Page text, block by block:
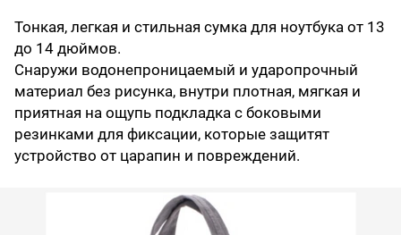
Тонкая, легкая и стильная сумка для ноутбука от 13
до 14 дюймов.
Снаружи водонепроницаемый и ударопрочный
материал без рисунка, внутри плотная, мягкая и
приятная на ощупь подкладка с боковыми
резинками для фиксации, которые защитят
устройство от царапин и повреждений.